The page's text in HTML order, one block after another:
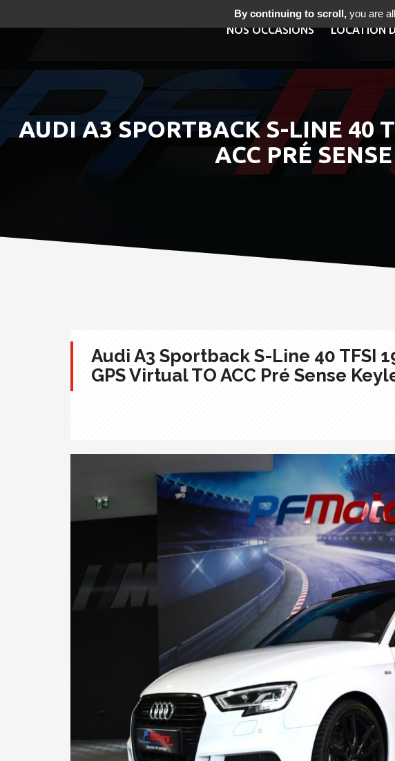
NOS OCCASIONS LOCATION
AUDI A3 SPORTBACK S-LINE 40
ACC PRÉ
Audi A3 Sportback S-Line 40 TFSI
GPS Virtual TO ACC Pré Sense
By continuing to scroll,you are